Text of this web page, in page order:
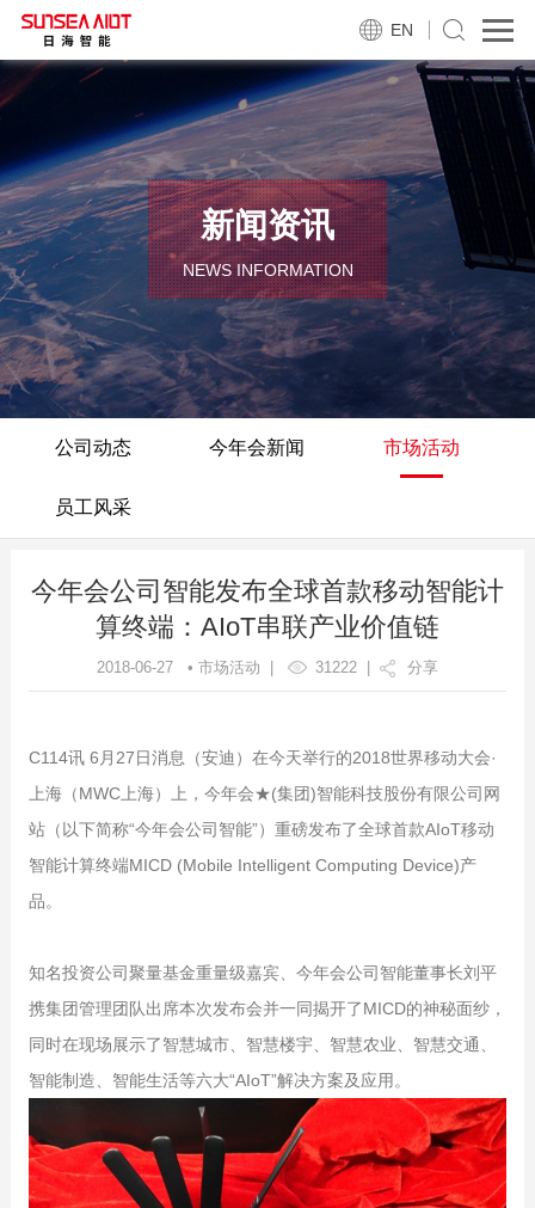
EN
新闻资讯
NEWS INFORMATION
公司动态 今年会新闻 市场活动
员工风采
今年会公司智能发布全球首款移动智能计
算终端：AIoT串联产业价值链
2018-06-27 • 市场活动 | 31222 分享
C114讯 6月27日消息（安迪）在今天举行的2018世界移动大会·
上海（MWC上海）上，今年会★(集团)智能科技股份有限公司网
站（以下简称“今年会公司智能”）重磅发布了全球首款AIoT移动
智能计算终端MICD (Mobile Intelligent Computing Device)产
品。
知名投资公司聚量基金重量级嘉宾、今年会公司智能董事长刘平
携集团管理团队出席本次发布会并一同揭开了MICD的神秘面纱，
同时在现场展示了智慧城市、智慧楼宇、智慧农业、智慧交通、
智能制造、智能生活等六大“AIoT”解决方案及应用。